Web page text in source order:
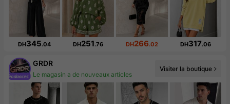
DH345.04 DH251.76 DH266.02 DH317.06
GRDR
173K abonné(e)(s)
Visiter la boutique